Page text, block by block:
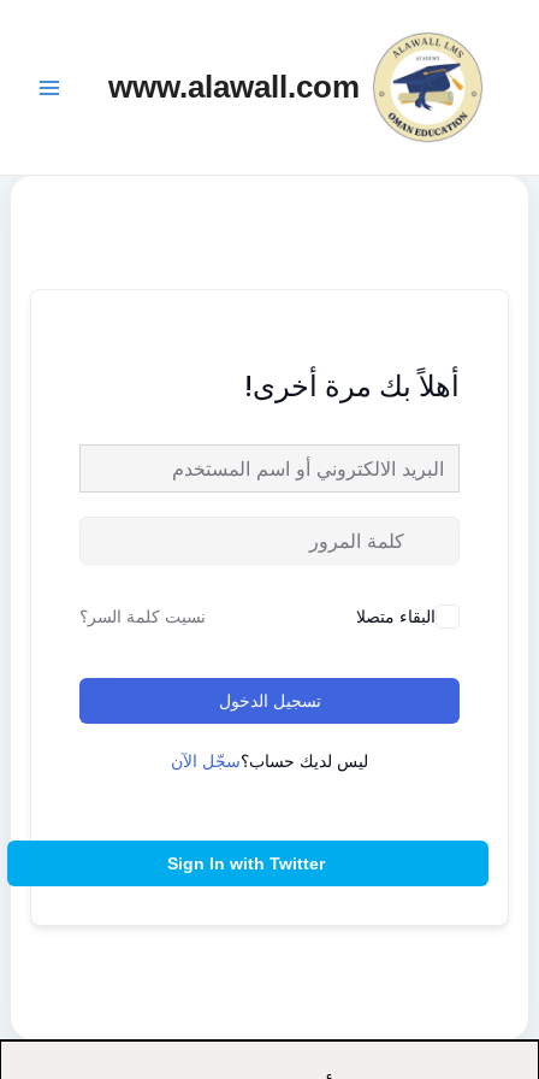
المحتوى
www.alawall.com
أهلاً بك مرة أخرى!
البقاء متصلا نسيت كلمة السر؟
تسجيل الدخول
ليس لديك حساب؟سجّل الآن
Sign In with Twitter